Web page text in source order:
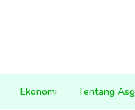
Ekonomi Tentang